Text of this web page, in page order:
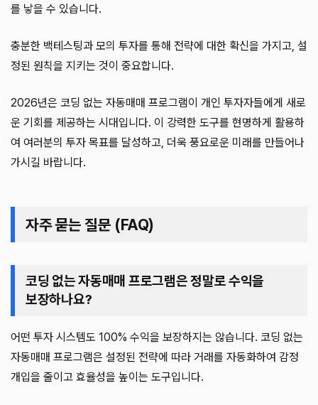
를 낳을 수 있습니다.
충분한 백테스팅과 모의 투자를 통해 전략에 대한 확신을 가지고, 설
정된 원칙을 지키는 것이 중요합니다.
2026년은 코딩 없는 자동매매 프로그램이 개인 투자자들에게 새로
운 기회를 제공하는 시대입니다. 이 강력한 도구를 현명하게 활용하
여 여러분의 투자 목표를 달성하고, 더욱 풍요로운 미래를 만들어나
가시길 바랍니다.
자주 묻는 질문 (FAQ)
코딩 없는 자동매매 프로그램은 정말로 수익을
보장하나요?
어떤 투자 시스템도 100% 수익을 보장하지는 않습니다. 코딩 없는
자동매매 프로그램은 설정된 전략에 따라 거래를 자동화하여 감정
개입을 줄이고 효율성을 높이는 도구입니다.